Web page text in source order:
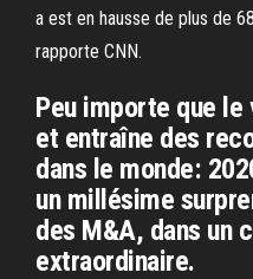
a est en hausse de plus de
rapporte CNN.
Peu importe que
et entraîne des
dans le monde:
un millésime
des M&A, dans un
extraordinaire.